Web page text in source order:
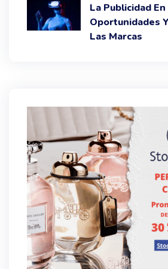
La Publicidad
Oportunidades
Las Marcas